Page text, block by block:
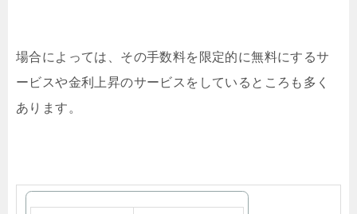
場合によっては、その手数料を限定的に無料にするサ
ービスや金利上昇のサービスをしているところも多く
あります。